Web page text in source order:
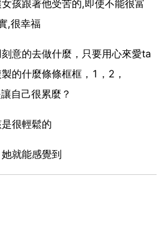
孩跟著他受苦的,即使不能很富
,很幸福
意的去做什麼，只要用心來愛ta
的什麼條條框框，1，2，
自己很累麼？
很輕鬆的
就能感覺到